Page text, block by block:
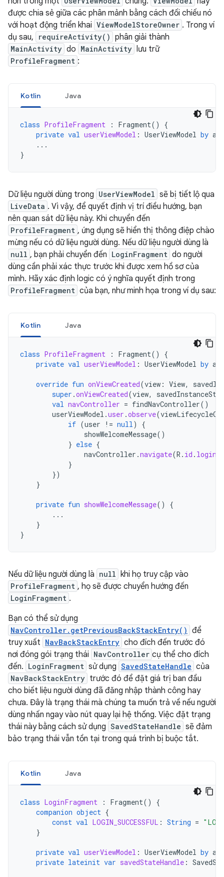
được chia sẻ giữa các phân mảnh bằng cách đối chiếu nó
với hoạt động triển khai ViewModelStoreOwner . Trong ví
dụ sau,
requireActivity() phân giải thành
MainActivity do MainActivity lưu trữ
ProfileFragment :
Kotlin Java
class ProfileFragment : Fragment()
{
private val userViewModel : UserViewModel by
...
}
Dữ liệu người dùng trong UserViewModel sẽ bị tiết lộ qua
LiveData . Vì vậy, để quyết định vị trí điều hướng, bạn
nên quan sát dữ liệu này. Khi chuyển đến
ProfileFragment , ứng dụng sẽ hiển thị thông điệp chào
mừng nếu có dữ liệu người dùng. Nếu dữ liệu người dùng là
null , bạn phải chuyển đến LoginFragment do người
dùng cần phải xác thực trước khi được xem hồ sơ của
mình. Hãy xác định logic có ý nghĩa quyết định trong
ProfileFragment của bạn, như minh họa trong ví dụ sau:
Kotlin Java
class ProfileFragment : Fragment()
{
private val userViewModel : UserViewModel by
override fun onViewCreated(view : View,
super .onViewCreated(view,
val navController = findNavController()
userViewModel .user .observe(
if (user != null)
{
showWelcomeMessage()
} else {
navController .navigate(R . id .
}
})
}
private fun showWelcomeMessage()
{
...
}
}
Nếu dữ liệu người dùng là null khi họ truy cập vào
ProfileFragment , họ sẽ được chuyển hướng đến
LoginFragment .
Bạn có thể sử dụng
NavController.getPreviousBackStackEntry() để
truy xuất NavBackStackEntry cho đích đến trước đó
nơi đóng gói trạng thái NavController cụ thể cho đích
đến. LoginFragment sử dụng SavedStateHandle của
NavBackStackEntry trước đó để đặt giá trị ban đầu
cho biết liệu người dùng đã đăng nhập thành công hay
chưa. Đây là trạng thái mà chúng ta muốn trả về nếu người
dùng nhấn ngay vào nút quay lại hệ thống. Việc đặt trạng
thái này bằng cách sử dụng SavedStateHandle sẽ đảm
bảo trạng thái vẫn tồn tại trong quá trình bị buộc tắt.
Kotlin Java
class LoginFragment : Fragment()
{
companion object {
const val LOGIN_SUCCESSFUL : String =
}
private val userViewModel : UserViewModel by
private lateinit var savedStateHandle :